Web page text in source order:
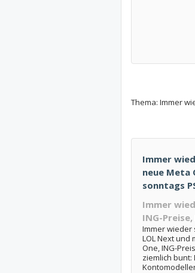
Thema: Immer
Immer
neue Meta
sonntags
Immer
ING-
Immer wieder
LOL Next und
One, ING-
ziemlich bunt: